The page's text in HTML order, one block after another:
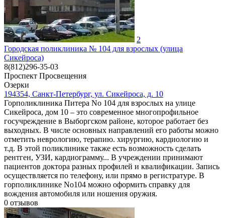
2
Городская поликлиника № 104 для взрослых (улица
Сикейроса)
8(812)296-35-03
Проспект Просвещения
Озерки
194354, Санкт-Петербург, ул. Сикейроса, д. 10
Горполиклиника Питера No 104 для взрослых на улице
Сикейроса, дом 10 – это современное многопрофильное
госучреждение в Выборгском районе, которое работает без
выходных. В числе основных направлений его работы можно
отметить неврологию, терапию. хирургию, кардиологию и
т.д. В этой поликлинике также есть возможность сделать
рентген, УЗИ, кардиограмму... В учреждении принимают
пациентов доктора разных профилей и квалификации. Запись
осуществляется по телефону, или прямо в регистратуре. В
горполиклинике No104 можно оформить справку для
вождения автомобиля или ношения оружия.
0 отзывов